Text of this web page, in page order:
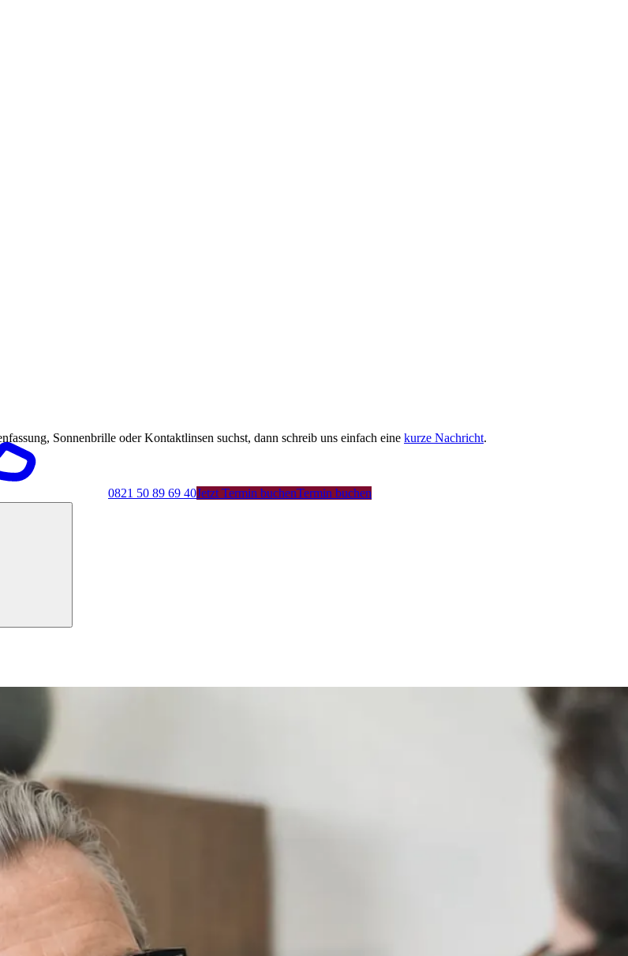
0821 50 89 69 40Jetzt Termin buchenTermin buchen
Sonnenbrille oder Kontaktlinsen suchst, dann schreib uns einfach eine kurze Nachricht.